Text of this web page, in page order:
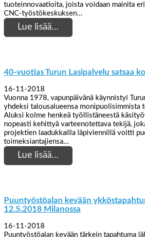
tuoteinnovaatioita, joista voidaan mainita
CNC-työstökeskuksen…
Lue lisää…
40-vuotias Turun Lasipalvelu satsaa
16-11-2018
Vuonna 1978, vapunpäivänä käynnistyi
yhdeksi talousalueensa monipuolisimmista
Aluksi kolme henkeä työllistäneestä
nopeasti kehittyä varteenotettava tekijä,
projektien laadukkailla läpiviennillä voitti
toimeksiantajiensa…
Lue lisää…
Puuntyöstöalan kevään
12.5.2018 Milanossa
16-11-2018
Puuntyöstöalan kevään tärkein tapahtuma